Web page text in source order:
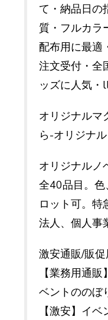
て・納品日の
質・フルカラ
配布用に最適
注文受付・全
ッズに人気・
オリジナルマ
ら-オリジナ
オリジナルノ
全40品目。
ロット可。特
法人、個人事
激安通販/販促
【業務用通
ベントののぼ
【激安】イ